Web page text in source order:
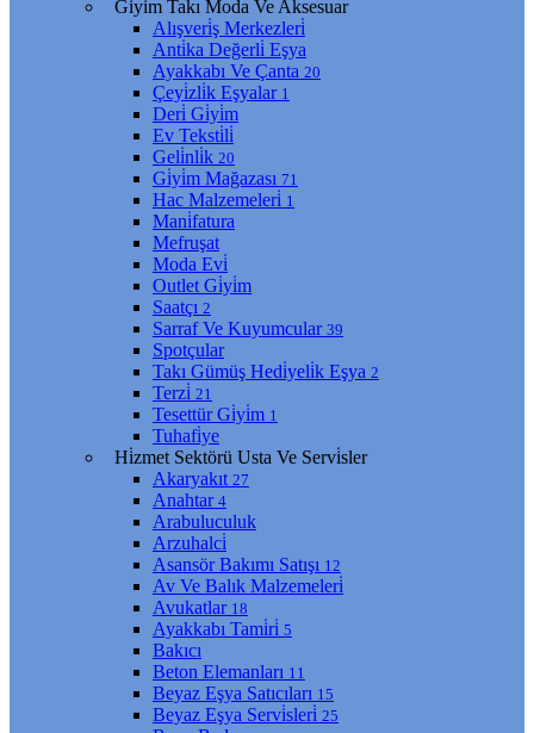
Gi̇yi̇m Takı Moda Ve Aksesuar
Alışveri̇ş Merkezleri̇
Anti̇ka Değerli̇ Eşya
Ayakkabı Ve Çanta 20
Çeyi̇zli̇k Eşyalar 1
Deri̇ Gi̇yi̇m
Ev Teksti̇li̇
Geli̇nli̇k 20
Gi̇yi̇m Mağazası 71
Hac Malzemeleri̇ 1
Mani̇fatura
Mefruşat
Moda Evi̇
Outlet Gi̇yi̇m
Saatçı 2
Sarraf Ve Kuyumcular 39
Spotçular
Takı Gümüş Hedi̇yeli̇k Eşya 2
Terzi̇ 21
Tesettür Gi̇yi̇m 1
Tuhafi̇ye
Hi̇zmet Sektörü Usta Ve Servi̇sler
Akaryakıt 27
Anahtar 4
Arabuluculuk
Arzuhalci̇
Asansör Bakımı Satışı 12
Av Ve Balık Malzemeleri̇
Avukatlar 18
Ayakkabı Tami̇ri̇ 5
Bakıcı
Beton Elemanları 11
Beyaz Eşya Satıcıları 15
Beyaz Eşya Servi̇sleri̇ 25